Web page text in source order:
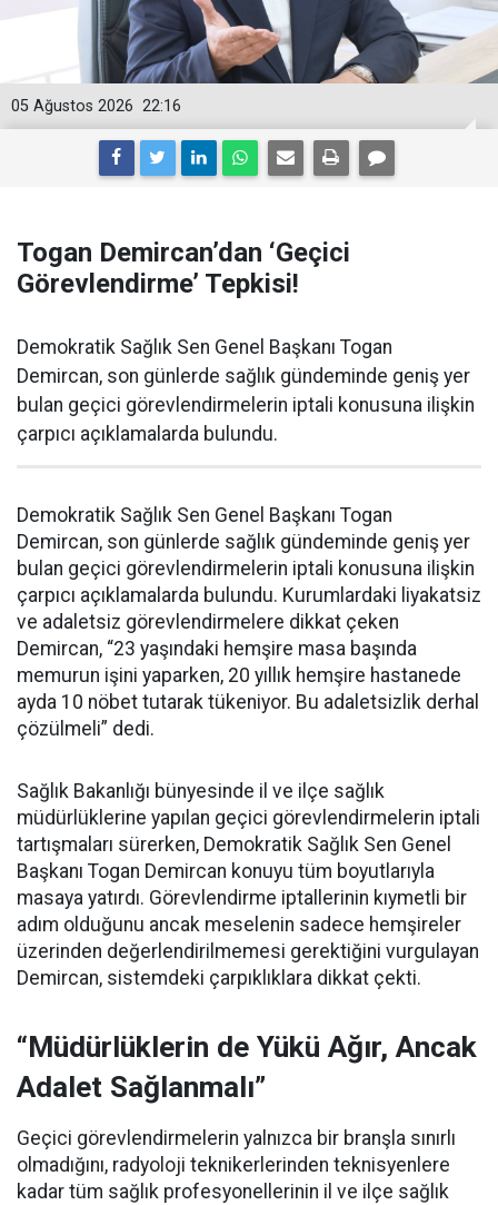
22:16
05 Ağustos 2026
Togan Demircan’dan ‘Geçici
Görevlendirme’ Tepkisi!
Demokratik Sağlık Sen Genel Başkanı Togan
Demircan, son günlerde sağlık gündeminde geniş yer
bulan geçici görevlendirmelerin iptali konusuna ilişkin
çarpıcı açıklamalarda bulundu.
Demokratik Sağlık Sen Genel Başkanı Togan
Demircan, son günlerde sağlık gündeminde geniş yer
bulan geçici görevlendirmelerin iptali konusuna ilişkin
çarpıcı açıklamalarda bulundu. Kurumlardaki liyakatsiz
ve adaletsiz görevlendirmelere dikkat çeken
Demircan, “23 yaşındaki hemşire masa başında
memurun işini yaparken, 20 yıllık hemşire hastanede
ayda 10 nöbet tutarak tükeniyor. Bu adaletsizlik derhal
çözülmeli” dedi.
Sağlık Bakanlığı bünyesinde il ve ilçe sağlık
müdürlüklerine yapılan geçici görevlendirmelerin iptali
tartışmaları sürerken, Demokratik Sağlık Sen Genel
Başkanı Togan Demircan konuyu tüm boyutlarıyla
masaya yatırdı. Görevlendirme iptallerinin kıymetli bir
adım olduğunu ancak meselenin sadece hemşireler
üzerinden değerlendirilmemesi gerektiğini vurgulayan
Demircan, sistemdeki çarpıklıklara dikkat çekti.
“Müdürlüklerin de Yükü Ağır, Ancak
Adalet Sağlanmalı”
Geçici görevlendirmelerin yalnızca bir branşla sınırlı
olmadığını, radyoloji teknikerlerinden teknisyenlere
kadar tüm sağlık profesyonellerinin il ve ilçe sağlık